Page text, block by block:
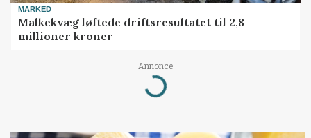
MARKED
Malkekvæg løftede driftsresultatet til 2,8
millioner kroner
Annonce
Loading...